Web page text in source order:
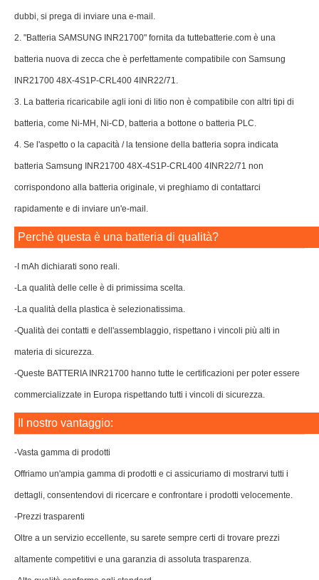
dubbi, si prega di inviare una e-mail.
2. "Batteria SAMSUNG INR21700" fornita da tuttebatterie.com è una
batteria nuova di zecca che è perfettamente compatibile con Samsung
INR21700 48X-4S1P-CRL400 4INR22/71.
3. La batteria ricaricabile agli ioni di litio non è compatibile con altri tipi di
batteria, come Ni-MH, Ni-CD, batteria a bottone o batteria PLC.
4. Se l'aspetto o la capacità / la tensione della batteria sopra indicata
batteria Samsung INR21700 48X-4S1P-CRL400 4INR22/71 non
corrispondono alla batteria originale, vi preghiamo di contattarci
rapidamente e di inviare un'e-mail.
Perchè questa è una batteria di qualità?
-I mAh dichiarati sono reali.
-La qualità delle celle è di primissima scelta.
-La qualità della plastica è selezionatissima.
-Qualità dei contatti e dell'assemblaggio, rispettano i vincoli più alti in
materia di sicurezza.
-Queste BATTERIA INR21700 hanno tutte le certificazioni per poter essere
commercializzate in Europa rispettando tutti i vincoli di sicurezza.
Il nostro vantaggio:
-Vasta gamma di prodotti
Offriamo un'ampia gamma di prodotti e ci assicuriamo di mostrarvi tutti i
dettagli, consentendovi di ricercare e confrontare i prodotti velocemente.
-Prezzi trasparenti
Oltre a un servizio eccellente, su sarete sempre certi di trovare prezzi
altamente competitivi e una garanzia di assoluta trasparenza.